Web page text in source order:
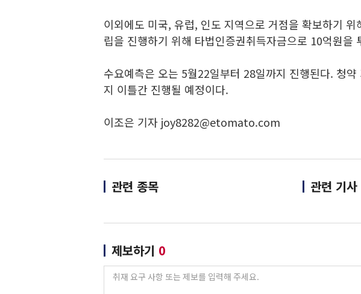
이외에도 미국, 유럽, 인도 지역으로 거점을 확보하기
립을 진행하기 위해 타법인증권취득자금으로 10억원을
수요예측은 오는 5월22일부터 28일까지 진행된다. 청
지 이틀간 진행될 예정이다.
이조은 기자 joy8282@etomato.com
관련 종목 관련 기사
제보하기 0